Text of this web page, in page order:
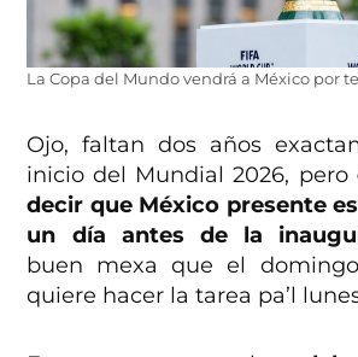
La Copa del Mundo vendrá a México por
Ojo, faltan dos años
inicio del Mundial 2026, pero
decir que México presente
un día antes de la
buen mexa que el
quiere hacer la tarea pa’l